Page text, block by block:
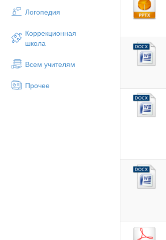
Логопедия
Коррекционная
школа
Всем учителям
Прочее